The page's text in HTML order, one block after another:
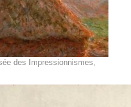
des Impressionnismes,